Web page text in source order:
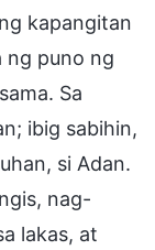
kapangitan
ng puno ng
Sa
ibig sabihin,
si Adan.
nag-
lakas, at